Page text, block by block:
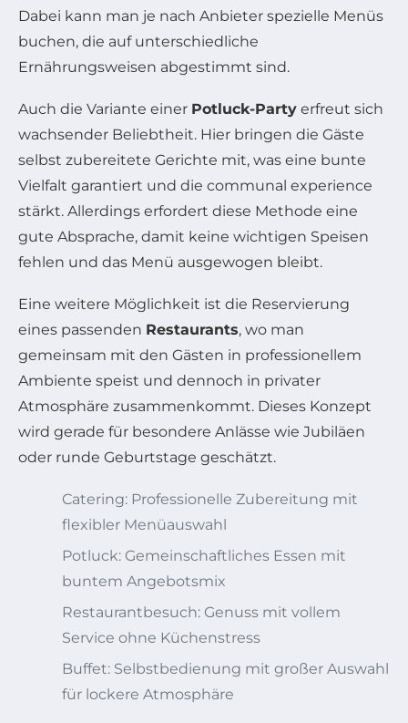
Dabei kann man je nach Anbieter spezielle Menüs
buchen, die auf unterschiedliche
Ernährungsweisen abgestimmt sind.
Auch die Variante einer Potluck-Party erfreut sich
wachsender Beliebtheit. Hier bringen die Gäste
selbst zubereitete Gerichte mit, was eine bunte
Vielfalt garantiert und die communal experience
stärkt. Allerdings erfordert diese Methode eine
gute Absprache, damit keine wichtigen Speisen
fehlen und das Menü ausgewogen bleibt.
Eine weitere Möglichkeit ist die Reservierung
eines passenden Restaurants, wo man
gemeinsam mit den Gästen in professionellem
Ambiente speist und dennoch in privater
Atmosphäre zusammenkommt. Dieses Konzept
wird gerade für besondere Anlässe wie Jubiläen
oder runde Geburtstage geschätzt.
Catering: Professionelle Zubereitung mit
flexibler Menüauswahl
Potluck: Gemeinschaftliches Essen mit
buntem Angebotsmix
Restaurantbesuch: Genuss mit vollem
Service ohne Küchenstress
Buffet: Selbstbedienung mit großer Auswahl
für lockere Atmosphäre